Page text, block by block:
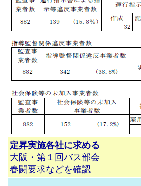
定昇実施各社に求める
大阪・第１回バス部会
春闘要求などを確認